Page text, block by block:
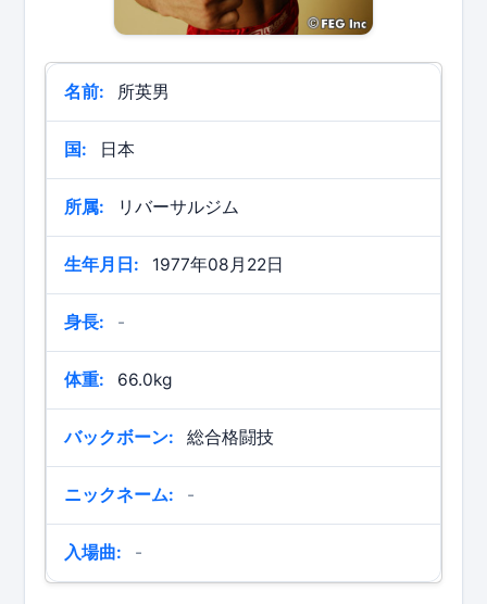
名前: 所英男
国: 日本
所属: リバーサルジム
生年月日: 1977年08月22日
身長: -
体重: 66.0kg
バックボーン: 総合格闘技
ニックネーム: -
入場曲: -